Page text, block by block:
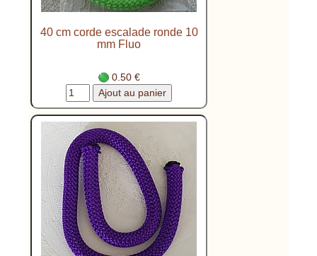
40 cm corde escalade ronde 10
mm Fluo
0.50 €